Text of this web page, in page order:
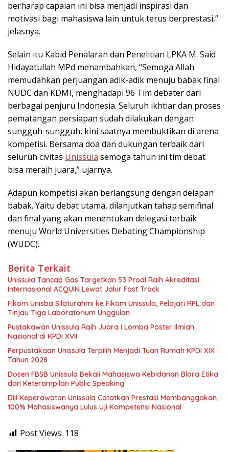
berharap capaian ini bisa menjadi inspirasi dan
motivasi bagi mahasiswa lain untuk terus berprestasi,”
jelasnya.
Selain itu Kabid Penalaran dan Penelitian LPKA M. Said
Hidayatullah MPd menambahkan, “Semoga Allah
memudahkan perjuangan adik-adik menuju babak final
NUDC dan KDMI, menghadapi 96 Tim debater dari
berbagai penjuru Indonesia. Seluruh ikhtiar dan proses
pematangan persiapan sudah dilakukan dengan
sungguh-sungguh, kini saatnya membuktikan di arena
kompetisi. Bersama doa dan dukungan terbaik dari
seluruh civitas Unissula semoga tahun ini tim debat
bisa meraih juara,” ujarnya.
Adapun kompetisi akan berlangsung dengan delapan
babak. Yaitu debat utama, dilanjutkan tahap semifinal
dan final yang akan menentukan delegasi terbaik
menuju World Universities Debating Championship
(WUDC).
Berita Terkait
Unissula Tancap Gas Targetkan 53 Prodi Raih Akreditasi
Internasional ACQUIN Lewat Jalur Fast Track
Fikom Unisba Silaturahmi ke Fikom Unissula, Pelajari RPL dan
Tinjau Tiga Laboratorium Unggulan
Pustakawan Unissula Raih Juara I Lomba Poster Ilmiah
Nasional di KPDI XVII
Perpustakaan Unissula Terpilih Menjadi Tuan Rumah KPDI XIX
Tahun 2028
Dosen FBSB Unissula Bekali Mahasiswa Kebidanan Blora Etika
dan Keterampilan Public Speaking
DIII Keperawatan Unissula Catatkan Prestasi Membanggakan,
100% Mahasiswanya Lulus Uji Kompetensi Nasional
Post Views: 118